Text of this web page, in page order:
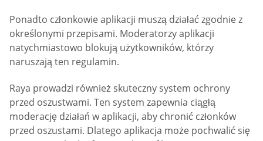
Ponadto członkowie aplikacji muszą działać zgodnie z
określonymi przepisami. Moderatorzy aplikacji
natychmiastowo blokują użytkowników, którzy
naruszają ten regulamin.
Raya prowadzi również skuteczny system ochrony
przed oszustwami. Ten system zapewnia ciągłą
moderację działań w aplikacji, aby chronić członków
przed oszustami. Dlatego aplikacja może pochwalić się